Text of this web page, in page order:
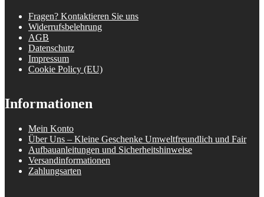
Fragen? Kontaktieren Sie uns
Widerrufsbelehrung
AGB
Datenschutz
Impressum
Cookie Policy (EU)
Informationen
Mein Konto
Über Uns – Kleine Geschenke Umweltfreundlich und Fair
Aufbauanleitungen und Sicherheitshinweise
Versandinformationen
Zahlungsarten